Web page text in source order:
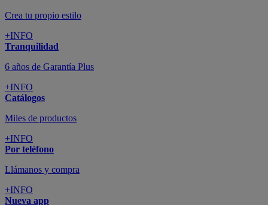
Crea tu propio estilo
+INFO
Tranquilidad
6 años de Garantía Plus
+INFO
Catálogos
Miles de productos
+INFO
Por teléfono
Llámanos y compra
+INFO
Nueva app